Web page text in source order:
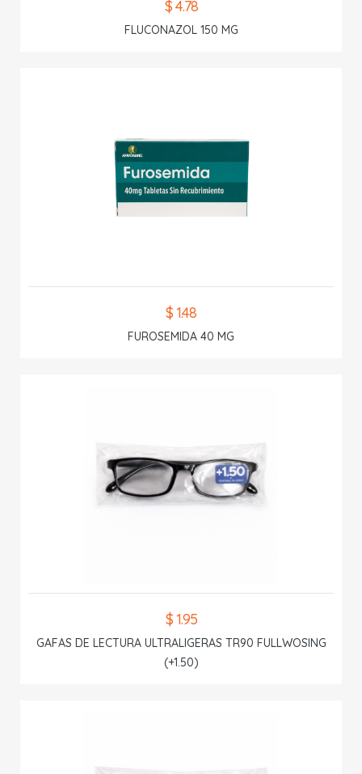
$ 4.78
FLUCONAZOL 150 MG
$ 1.48
FUROSEMIDA 40 MG
$ 1.95
GAFAS DE LECTURA ULTRALIGERAS TR90 FULLWOSING
(+1.50)